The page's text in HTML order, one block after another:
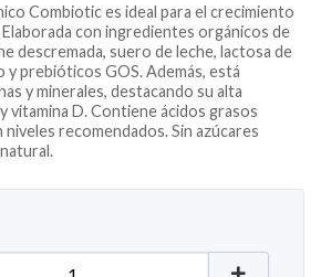
Combiotic es ideal para el crecimiento
Elaborada con ingredientes orgánicos de
descremada, suero de leche, lactosa de
y prebióticos GOS. Además, está
y minerales, destacando su alta
vitamina D. Contiene ácidos grasos
recomendados. Sin azúcares
Combiotic 1 a 3 años, 800g